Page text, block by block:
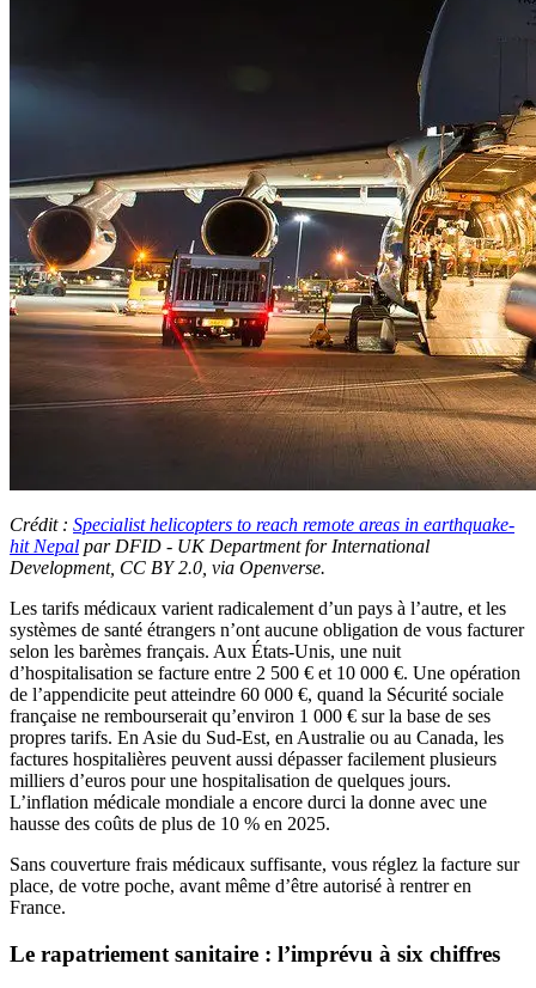
Crédit : Specialist helicopters to reach remote areas in earthquake-
hit Nepal par DFID - UK Department for International
Development, CC BY 2.0, via Openverse.
Les tarifs médicaux varient radicalement d’un pays à l’autre, et les
systèmes de santé étrangers n’ont aucune obligation de vous facturer
selon les barèmes français. Aux États-Unis, une nuit
d’hospitalisation se facture entre 2 500 € et 10 000 €. Une opération
de l’appendicite peut atteindre 60 000 €, quand la Sécurité sociale
française ne rembourserait qu’environ 1 000 € sur la base de ses
propres tarifs. En Asie du Sud-Est, en Australie ou au Canada, les
factures hospitalières peuvent aussi dépasser facilement plusieurs
milliers d’euros pour une hospitalisation de quelques jours.
L’inflation médicale mondiale a encore durci la donne avec une
hausse des coûts de plus de 10 % en 2025.
Sans couverture frais médicaux suffisante, vous réglez la facture sur
place, de votre poche, avant même d’être autorisé à rentrer en
France.
Le rapatriement sanitaire : l’imprévu à six chiffres